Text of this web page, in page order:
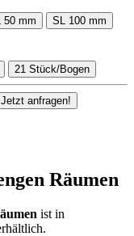
50 mm
SL 100 mm
21 Stück/Bogen
Material, Größe oder Ausführung nicht dabei? Jetzt anfragen!
Räumen
ist in